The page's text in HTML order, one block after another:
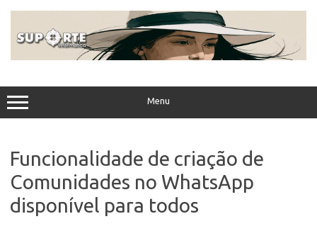
Menu
Funcionalidade de criação de
Comunidades no WhatsApp
disponível para todos